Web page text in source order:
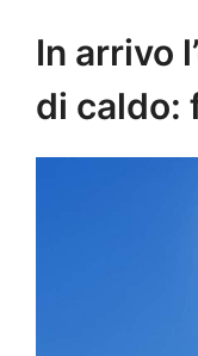
In arrivo
di caldo: